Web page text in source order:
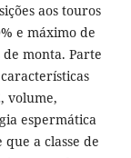
aos touros
e máximo de
de monta. Parte
volume,
espermática
a classe de